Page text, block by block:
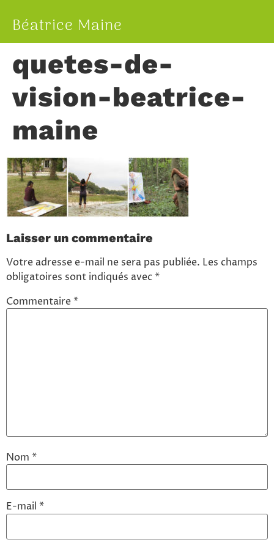
Béatrice Maine
quetes-de-
vision-beatrice-
maine
Laisser un commentaire
Votre adresse e-mail ne sera pas publiée. Les champs
obligatoires sont indiqués avec*
Commentaire*
Nom *
E-mail *